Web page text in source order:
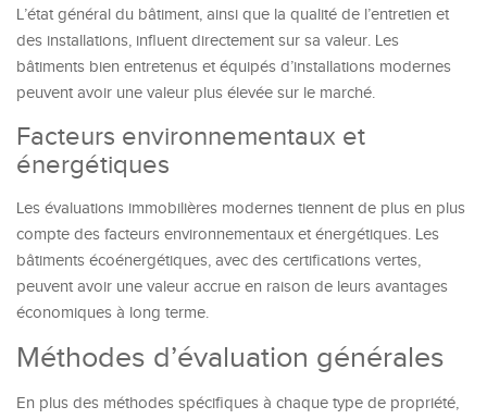
L’état général du bâtiment, ainsi que la qualité de l’entretien et
des installations, influent directement sur sa valeur. Les
bâtiments bien entretenus et équipés d’installations modernes
peuvent avoir une valeur plus élevée sur le marché.
Facteurs environnementaux et
énergétiques
Les évaluations immobilières modernes tiennent de plus en plus
compte des facteurs environnementaux et énergétiques. Les
bâtiments écoénergétiques, avec des certifications vertes,
peuvent avoir une valeur accrue en raison de leurs avantages
économiques à long terme.
Méthodes d’évaluation générales
En plus des méthodes spécifiques à chaque type de propriété,